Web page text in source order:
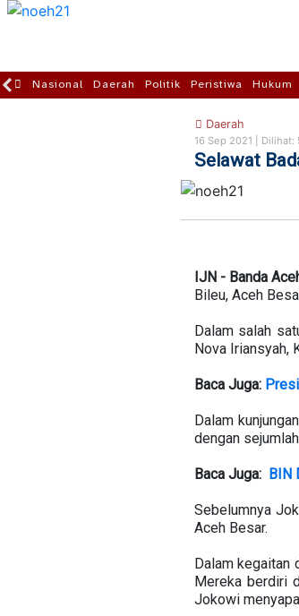
Nasional Daerah Politik Peristiwa Hukum
Daerah
16 Sep 2021 | Dilihat:
Selawat
IJN - Banda
Bileu, Aceh
Dalam salah
Nova Iriansyah,
Baca Juga:
Dalam
dengan
Baca Juga: BIN
Sebelumnya
Aceh Besar.
Dalam kegaitan
Mereka berdiri
Jokowi